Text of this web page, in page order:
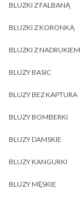
BLUZKI Z FALBANĄ
BLUZKI Z KORONKĄ
BLUZKI Z NADRUKIEM
BLUZY BASIC
BLUZY BEZ KAPTURA
BLUZY BOMBERKI
BLUZY DAMSKIE
BLUZY KANGURKI
BLUZY MĘSKIE